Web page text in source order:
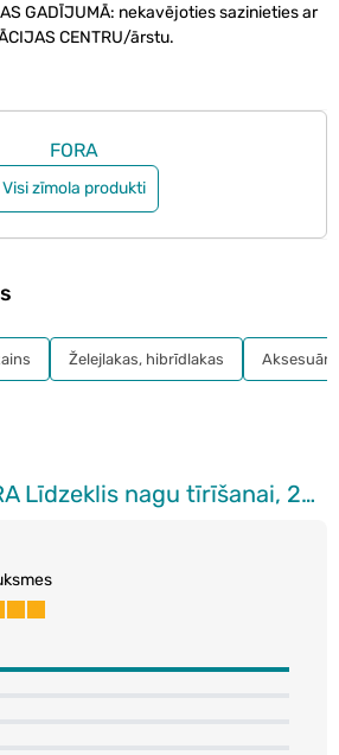
GADĪJUMĀ: nekavējoties sazinieties ar
CENTRU/ārstu.
FORA
Visi zīmola produkti
Atsauksmes FORA Līdzeklis nagu tīrīšanai, 200ml
Želejlakas, hibrīdlakas Aksesuāri